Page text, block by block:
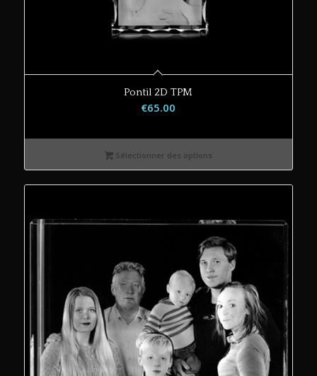
Pontil 2D TPM
€65.00
Sélectionner des options